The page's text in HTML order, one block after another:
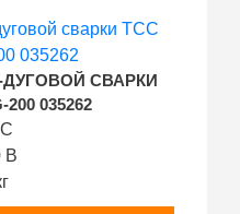
СВАРКИ
035262
В